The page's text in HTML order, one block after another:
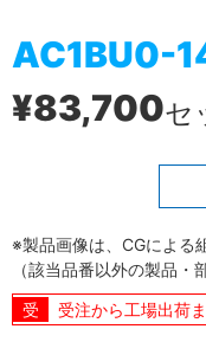
AC1BU0-
¥83,700セ
※製品画像は、CGによる
（該当品番以外の製品・
受注から工場出荷